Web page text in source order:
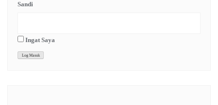
Sandi
Ingat Saya